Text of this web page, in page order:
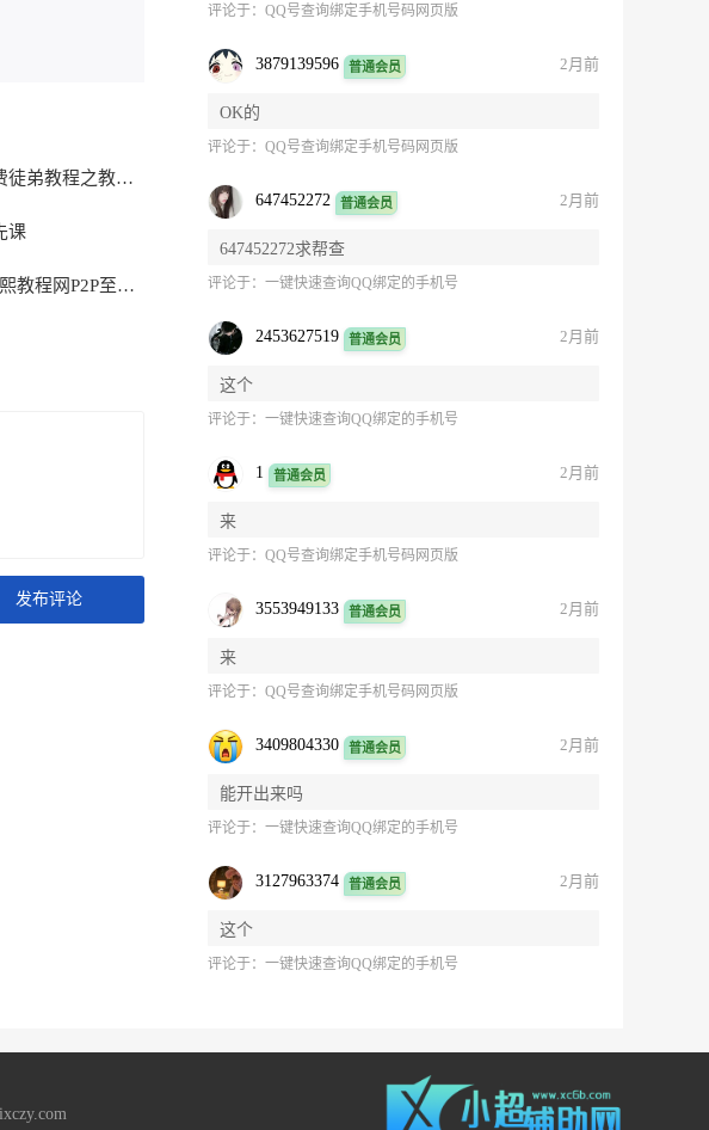
除已绑定未成年身份证的防沉迷
课
尊学徒关门弟子账号分享
发布评论
评论于：QQ号查询绑定手机号码网页版
3879139596 普通会员 2月前
OK的
评论于：QQ号查询绑定手机号码网页版
647452272 普通会员 2月前
647452272求帮查
评论于：一键快速查询QQ绑定的手机号
2453627519 普通会员 2月前
这个
评论于：一键快速查询QQ绑定的手机号
1 普通会员 2月前
来
评论于：QQ号查询绑定手机号码网页版
3553949133 普通会员 2月前
来
评论于：QQ号查询绑定手机号码网页版
3409804330 普通会员 2月前
能开出来吗
评论于：一键快速查询QQ绑定的手机号
3127963374 普通会员 2月前
这个
评论于：一键快速查询QQ绑定的手机号